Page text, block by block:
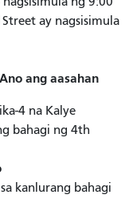
ay nagsisimula
Ano ang aasahan
4 na Kalye
bahagi ng 4th
kanlurang bahagi